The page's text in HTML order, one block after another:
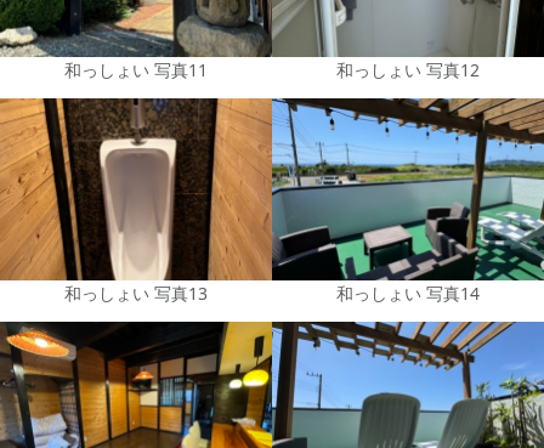
和っしょい 写真11 和っしょい 写真12
和っしょい 写真13 和っしょい 写真14